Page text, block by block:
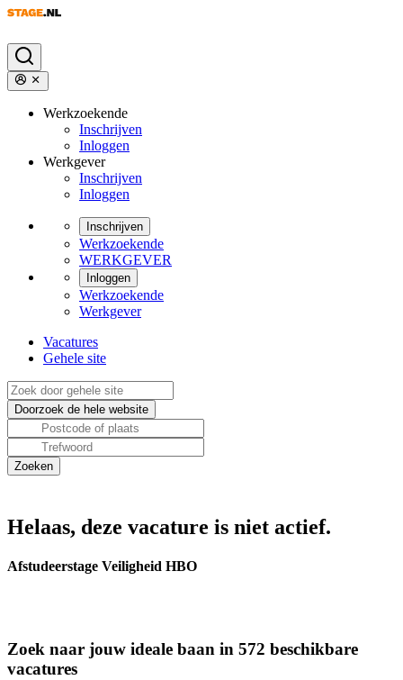
Werkzoekende
Inschrijven
Inloggen
Werkgever
Inschrijven
Inloggen
Inschrijven
Werkzoekende
WERKGEVER
Inloggen
Werkzoekende
Werkgever
Vacatures
Gehele site
Helaas, deze vacature is niet actief.
Afstudeerstage Veiligheid HBO
Zoek naar jouw ideale baan in 572 beschikbare
vacatures